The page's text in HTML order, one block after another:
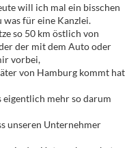
will ich mal ein bisschen
für eine Kanzlei.
so 50 km östlich von
der mit dem Auto oder
vorbei,
von Hamburg kommt hat
eigentlich mehr so darum
unseren Unternehmer